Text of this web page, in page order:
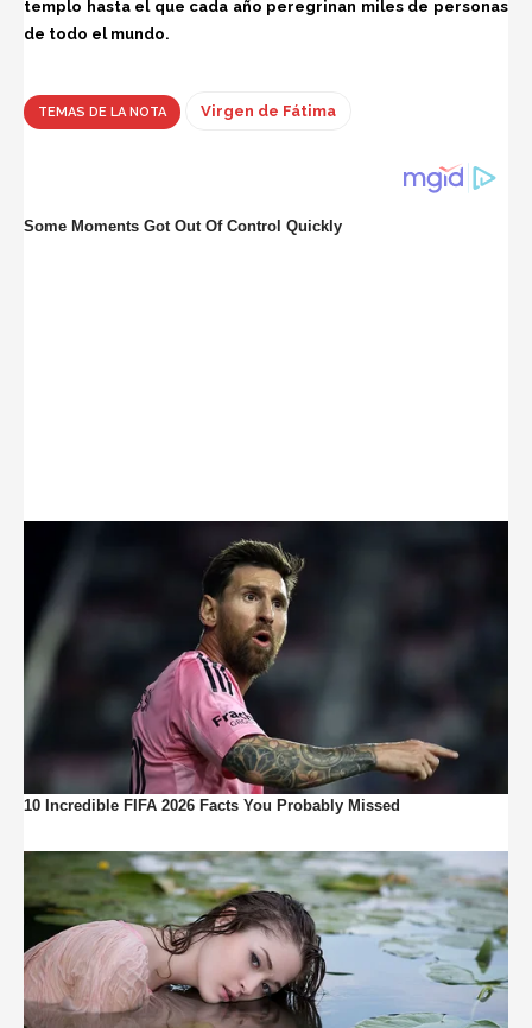
templo hasta el que cada año peregrinan miles de personas
de todo el mundo.
TEMAS DE LA NOTA Virgen de Fátima